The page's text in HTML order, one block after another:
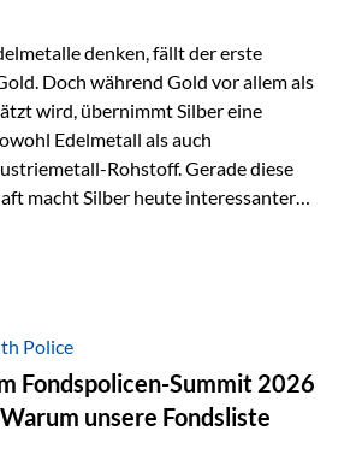
zu treffen. Fondsmanager
denken, fällt der erste
Doch während Gold vor allem als
wird, übernimmt Silber eine
Edelmetall als auch
Rohstoff. Gerade diese
macht Silber heute interessanter
dort spielt Silber eine
Diese Eigenschaft macht es für
praktisch unverzichtbar.
anderem in: Solarmodulen
Smartphones und Tablets…
Police
Fondspolicen-Summit 2026
unsere Fondsliste